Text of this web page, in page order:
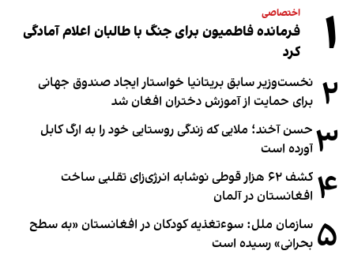
۱ اختصاصی
فرمانده فاطمیون برای جنگ با طالبان اعلام آمادگی
کرد
۲ نخست‌وزیر سابق بریتانیا خواستار ایجاد صندوق جهانی
برای حمایت از آموزش دختران افغان شد
۳ حسن آخند؛ ملایی که زندگی روستایی خود را به ارگ کابل
آورده است
۴
کشف ۶۲ هزار قوطی نوشابه انرژی‌زای تقلبی ساخت
افغانستان در آلمان
۵ سازمان ملل: سوء‌تغذیه کودکان در افغانستان «به سطح
بحرانی» رسیده است